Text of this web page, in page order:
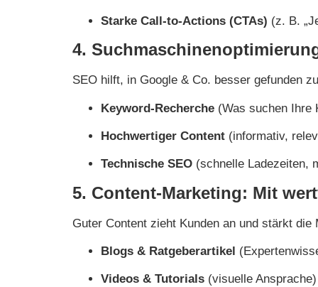
Starke Call-to-Actions (CTAs) (z. B.
4.
SEO hilft, in Google & Co. besser gefunden
Keyword-Recherche (Was suchen Ihre
Hochwertiger Content (informativ,
Technische SEO (schnelle Ladezeiten,
5. Content-Marketing: Mit
Guter Content zieht Kunden an und stärkt die
Blogs & Ratgeberartikel
Videos & Tutorials (visuelle Ansprache)